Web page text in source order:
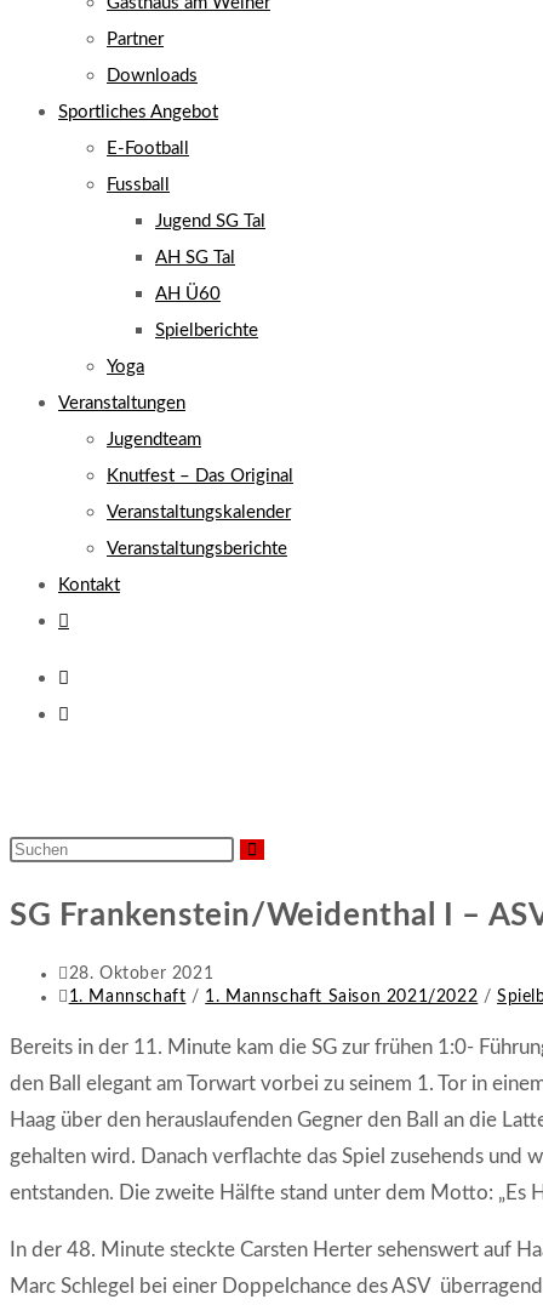
Partner
Downloads
Sportliches Angebot
E-Football
Fussball
Jugend SG Tal
AH SG Tal
AH Ü60
Spielberichte
Yoga
Veranstaltungen
Jugendteam
Knutfest – Das Original
Veranstaltungskalender
Veranstaltungsberichte
Kontakt
Website-
umschalten
Diese
durchsuchen
SG Frankenstein/Weidenthal I –
Beitrag
veröffentlicht:
28. Oktober 2021
Beitrags-
1. Mannschaft / 1. Mannschaft Saison 2021/2022 /
Bereits in der 11. Minute kam die SG zur frühen 1:0-
den Ball elegant am Torwart vorbei zu seinem 1. Tor in
Haag über den herauslaufenden Gegner den Ball an die
gehalten wird. Danach verflachte das Spiel zusehends und
entstanden. Die zweite Hälfte stand unter dem Motto: „Es
In der 48. Minute steckte Carsten Herter sehenswert auf
Marc Schlegel bei einer Doppelchance des ASV